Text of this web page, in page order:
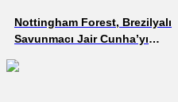
Nottingham Forest, Brezilyalı
Savunmacı Jair Cunha’yı